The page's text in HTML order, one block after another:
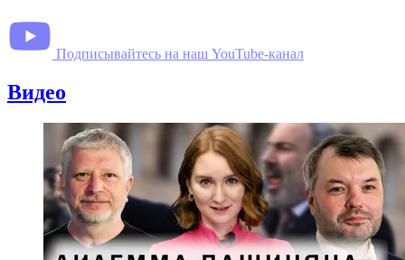
Подписывайтесь на наш YouTube-канал
Видео